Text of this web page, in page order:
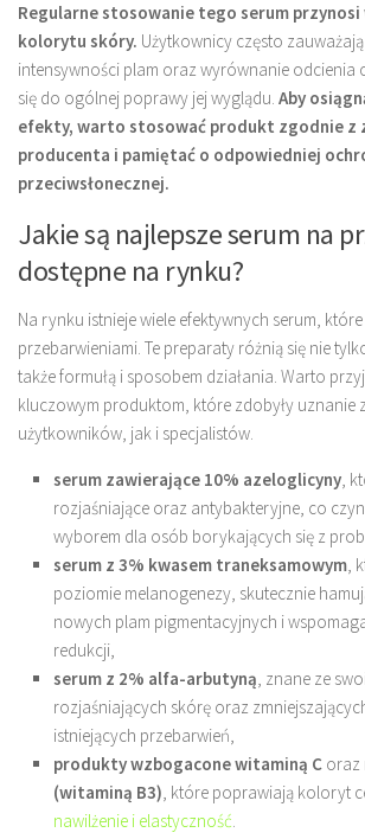
Regularne stosowanie tego serum
kolorytu skóry. Użytkownicy często
intensywności plam oraz wyrównanie odcienia
się do ogólnej poprawy jej wyglądu. Aby
efekty, warto stosować produkt zgodnie z
producenta i pamiętać o odpowiedniej
przeciwsłonecznej.
Jakie są najlepsze serum na
dostępne na rynku?
Na rynku istnieje wiele efektywnych serum,
przebarwieniami. Te preparaty różnią się nie
także formułą i sposobem działania. Warto
kluczowym produktom, które zdobyły uznanie
użytkowników, jak i specjalistów.
serum zawierające 10% azeloglicyny,
rozjaśniające oraz antybakteryjne, co
wyborem dla osób borykających się z
serum z 3% kwasem traneksamowym,
poziomie melanogenezy, skutecznie
nowych plam pigmentacyjnych i
redukcji,
serum z 2% alfa-arbutyną, znane ze
rozjaśniających skórę oraz
istniejących przebarwień,
produkty wzbogacone witaminą C oraz
(witaminą B3), które poprawiają koloryt
nawilżenie i elastyczność.